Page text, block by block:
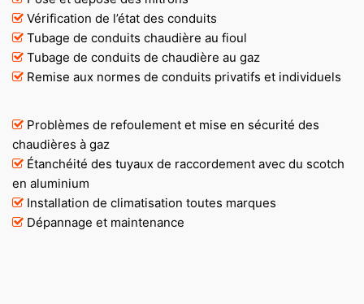
Vérification de l’état des conduits
Tubage de conduits chaudière au fioul
Tubage de conduits de chaudière au gaz
Remise aux normes de conduits privatifs et individuels
Problèmes de refoulement et mise en sécurité des
chaudières à gaz
Étanchéité des tuyaux de raccordement avec du scotch
en aluminium
Installation de climatisation toutes marques
Dépannage et maintenance